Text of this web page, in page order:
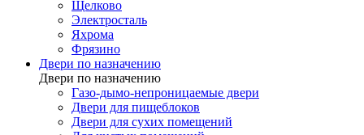
Щелково
Электросталь
Яхрома
Фрязино
Двери по назначению
Двери по назначению
Газо-дымо-непроницаемые двери
Двери для пищеблоков
Двери для сухих помещений